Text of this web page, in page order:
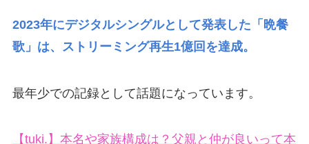
2023年にデジタルシングルとして発表した「晩餐
歌」は、ストリーミング再生1億回を達成。
最年少での記録として話題になっています。
【tuki.】本名や家族構成は？父親と仲が良いって本